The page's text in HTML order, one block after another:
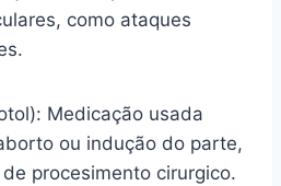
como ataques
Medicação usada
ou indução do parte,
procesimento cirurgico.